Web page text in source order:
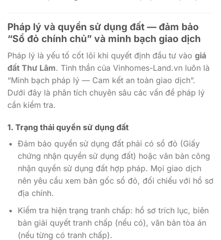
Pháp lý và quyền sử dụng đất — đảm bảo
“Sổ đỏ chính chủ” và minh bạch giao dịch
Pháp lý là yếu tố cốt lõi khi quyết định đầu tư vào giá
đất Thư Lâm. Tinh thần của Vinhomes-Land.vn luôn là
“Minh bạch pháp lý — Cam kết an toàn giao dịch”.
Dưới đây là phân tích chuyên sâu các vấn đề pháp lý
cần kiểm tra.
1. Trạng thái quyền sử dụng đất
Đảm bảo quyền sử dụng đất phải có sổ đỏ (Giấy
chứng nhận quyền sử dụng đất) hoặc văn bản công
nhận quyền sử dụng đất hợp pháp. Mọi giao dịch
nên yêu cầu xem bản gốc sổ đỏ, đối chiếu với hồ sơ
địa chính.
Kiểm tra hiện trạng tranh chấp: hồ sơ trích lục, biên
bản giải quyết tranh chấp (nếu có), văn bản tòa án
(nếu từng có tranh chấp).